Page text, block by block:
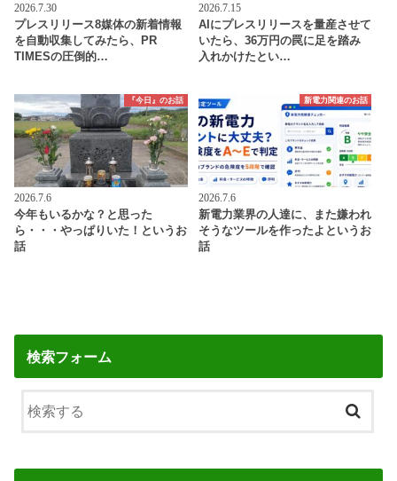
2026.7.30
プレスリリース8媒体の新着情報
を自動収集してみたら、PR
TIMESの圧倒的…
2026.7.15
AIにプレスリリースを量産させて
いたら、36万円の罠に足を踏み
入れかけたとい…
『今日』のお話
2026.7.6
今年もいるかな？と思った
ら・・・やっぱりいた！というお
話
新電力関連のお話
2026.7.6
新電力業界の人達に、また嫌われ
そうなツールを作ったよというお
話
検索フォーム